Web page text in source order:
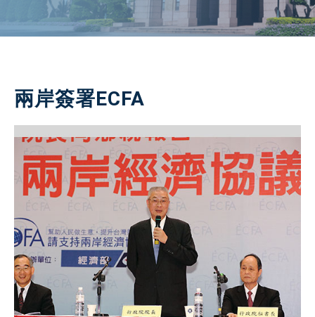
兩岸簽署ECFA